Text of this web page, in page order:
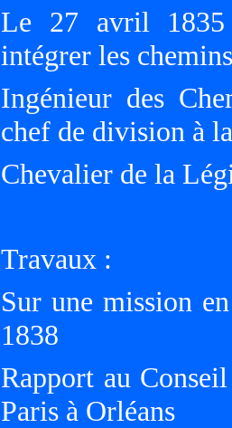
Le 27 avril 1835
intégrer les
Ingénieur des
chef de division à
Chevalier de la
Travaux :
Sur une mission
1838
Rapport au
Paris à Orléans